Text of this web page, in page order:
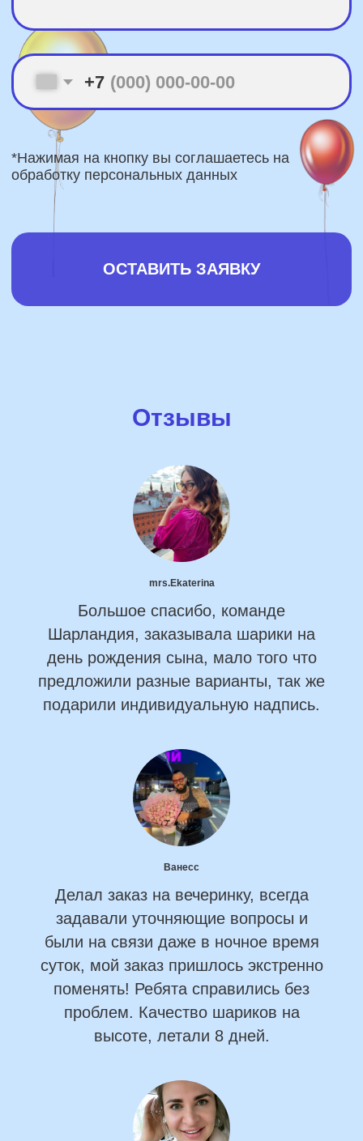
Отзывы
mrs.Ekaterina
Большое спасибо, команде
Шарландия, заказывала шарики на
день рождения сына, мало того что
предложили разные варианты, так же
подарили индивидуальную надпись.
Ванесс
Делал заказ на вечеринку, всегда
задавали уточняющие вопросы и
были на связи даже в ночное время
суток, мой заказ пришлось экстренно
поменять! Ребята справились без
проблем. Качество шариков на
высоте, летали 8 дней.